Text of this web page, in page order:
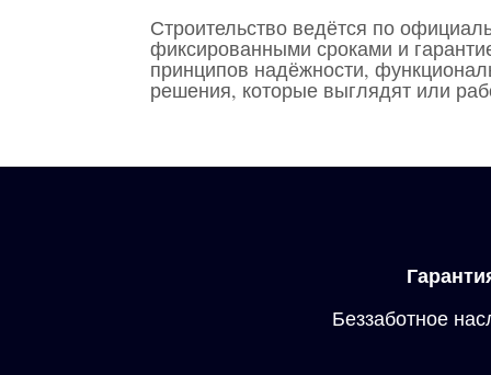
Строительство ведётся по
фиксированными сроками и
принципов надёжности,
решения, которые выглядят или
Беззаботное